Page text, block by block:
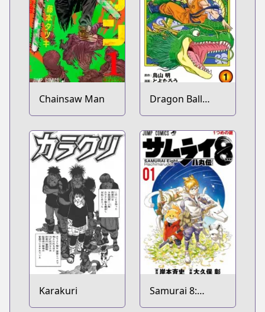
Chainsaw Man
Dragon Ball
Super
Karakuri
Samurai 8:
Hachimaru Den